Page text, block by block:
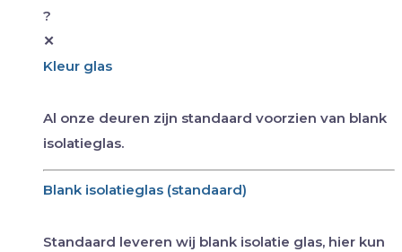
?
✕
Kleur glas
Al onze deuren zijn standaard voorzien van blank
isolatieglas.
Blank isolatieglas (standaard)
Standaard leveren wij blank isolatie glas, hier kun